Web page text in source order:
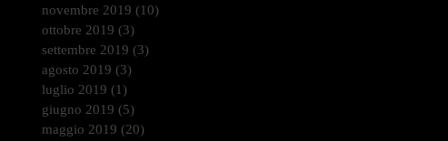
novembre 2019 (10)
ottobre 2019 (3)
settembre 2019 (3)
agosto 2019 (3)
luglio 2019 (1)
giugno 2019 (5)
maggio 2019 (20)